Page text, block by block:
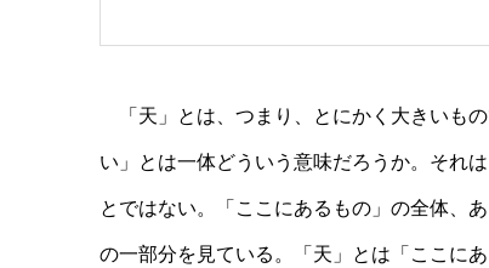
「天」とは、つまり、とにかく大きいも
い」とは一体どういう意味だろうか。それ
とではない。「ここにあるもの」の全体、
の一部分を見ている。「天」とは「ここに